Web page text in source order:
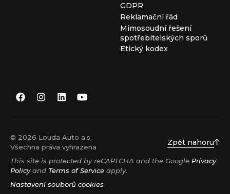
GDPR
Reklamační řád
Mimosoudní řešení
spotřebitelských sporů
Etický kodex
© 2026 Louda Auto a.s.
Všechna práva vyhrazena
Zpět nahoru
This site is protected by reCAPTCHA and the Google Privacy
Policyand Terms of Service apply.
Nastavení souborů cookies